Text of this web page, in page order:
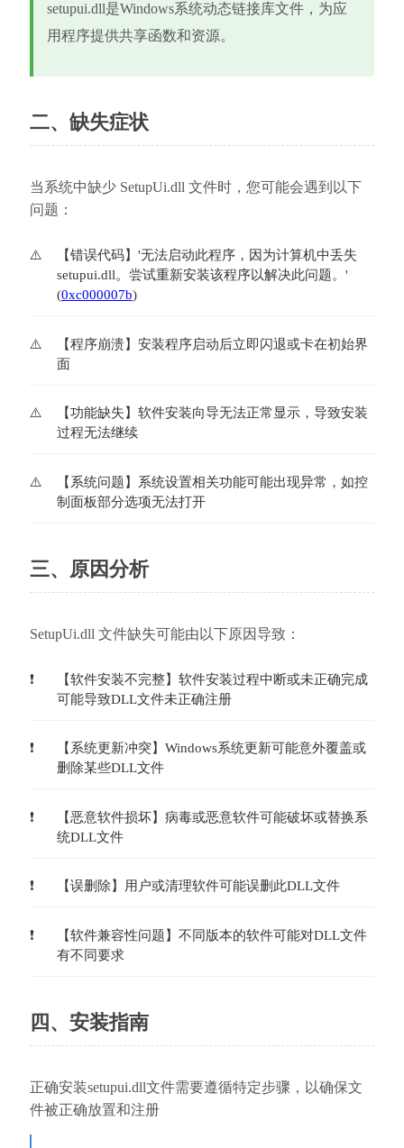
setupui.dll是Windows系统动态链接库文件，为应
用程序提供共享函数和资源。
二、缺失症状
当系统中缺少 SetupUi.dll 文件时，您可能会遇到以下
问题：
【错误代码】'无法启动此程序，因为计算机中丢失
setupui.dll。尝试重新安装该程序以解决此问题。'
(0xc000007b)
【程序崩溃】安装程序启动后立即闪退或卡在初始界
面
【功能缺失】软件安装向导无法正常显示，导致安装
过程无法继续
【系统问题】系统设置相关功能可能出现异常，如控
制面板部分选项无法打开
三、原因分析
SetupUi.dll 文件缺失可能由以下原因导致：
【软件安装不完整】软件安装过程中断或未正确完成
可能导致DLL文件未正确注册
【系统更新冲突】Windows系统更新可能意外覆盖或
删除某些DLL文件
【恶意软件损坏】病毒或恶意软件可能破坏或替换系
统DLL文件
【误删除】用户或清理软件可能误删此DLL文件
【软件兼容性问题】不同版本的软件可能对DLL文件
有不同要求
四、安装指南
正确安装setupui.dll文件需要遵循特定步骤，以确保文
件被正确放置和注册